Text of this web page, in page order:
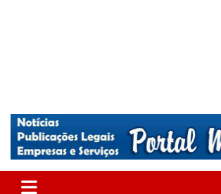
Matinhos – Praia de